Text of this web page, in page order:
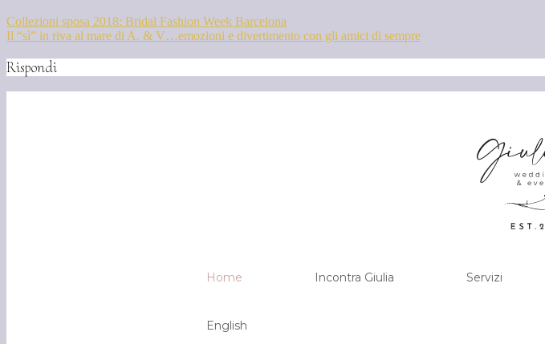
Collezioni sposa 2018: Bridal Fashion Week Barcelona
Il “sì” in riva al mare di A. & V…emozioni e divertimento con gli amici di sempre
Rispondi